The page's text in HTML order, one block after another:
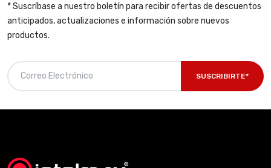
* Suscríbase a nuestro boletín para recibir ofertas de descuentos
anticipados, actualizaciones e información sobre nuevos
productos.
SUSCRIBIRTE*